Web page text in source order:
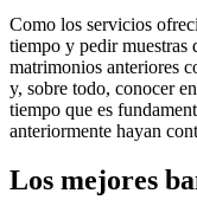
Como los servicios
tiempo y pedir muestras
matrimonios anteriores
y, sobre todo, conocer
tiempo que es
anteriormente hayan
Los mejores